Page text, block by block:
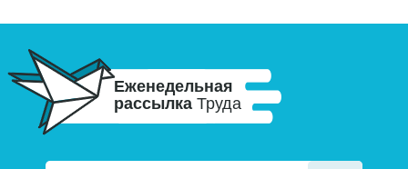
Еженедельная
рассылка Труда